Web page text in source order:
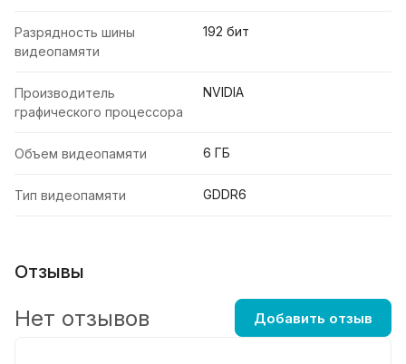
Разрядность шины
видеопамяти
192 бит
Производитель
графического процессора
NVIDIA
Объем видеопамяти 6 ГБ
Тип видеопамяти GDDR6
Отзывы
Нет отзывов Добавить отзыв